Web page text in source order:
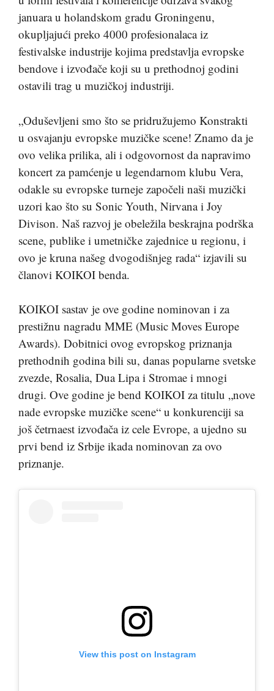
januara u holandskom gradu Groningenu,
okupljajući preko 4000 profesionalaca iz
festivalske industrije kojima predstavlja evropske
bendove i izvođače koji su u prethodnoj godini
ostavili trag u muzičkoj industriji.
„Oduševljeni smo što se pridružujemo Konstrakti
u osvajanju evropske muzičke scene! Znamo da je
ovo velika prilika, ali i odgovornost da napravimo
koncert za pamćenje u legendarnom klubu Vera,
odakle su evropske turneje započeli naši muzički
uzori kao što su Sonic Youth, Nirvana i Joy
Divison. Naš razvoj je obeležila beskrajna podrška
scene, publike i umetničke zajednice u regionu, i
ovo je kruna našeg dvogodišnjeg rada“ izjavili su
članovi KOIKOI benda.
KOIKOI sastav je ove godine nominovan i za
prestižnu nagradu MME (Music Moves Europe
Awards). Dobitnici ovog evropskog priznanja
prethodnih godina bili su, danas popularne svetske
zvezde, Rosalia, Dua Lipa i Stromae i mnogi
drugi. Ove godine je bend KOIKOI za titulu „nove
nade evropske muzičke scene“ u konkurenciji sa
još četrnaest izvođača iz cele Evrope, a ujedno su
prvi bend iz Srbije ikada nominovan za ovo
priznanje.
View this post on Instagram